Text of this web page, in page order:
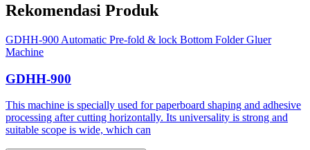
Rekomendasi Produk
GDHH-900 Automatic Pre-fold & lock Bottom Folder Gluer
Machine
GDHH-900
This machine is specially used for paperboard shaping and adhesive
processing after cutting horizontally. Its universality is strong and
suitable scope is wide, which can